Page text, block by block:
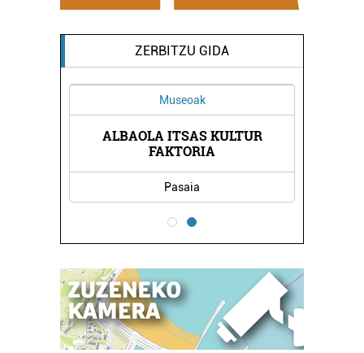
ZERBITZU GIDA
Museoak
ALBAOLA ITSAS KULTUR
FAKTORIA
Pasaia